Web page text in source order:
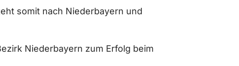
somit nach Niederbayern und
Niederbayern zum Erfolg beim